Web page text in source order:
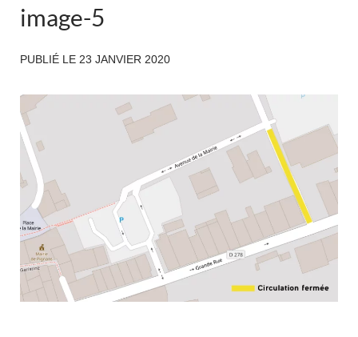
image-5
PUBLIÉ LE 23 JANVIER 2020